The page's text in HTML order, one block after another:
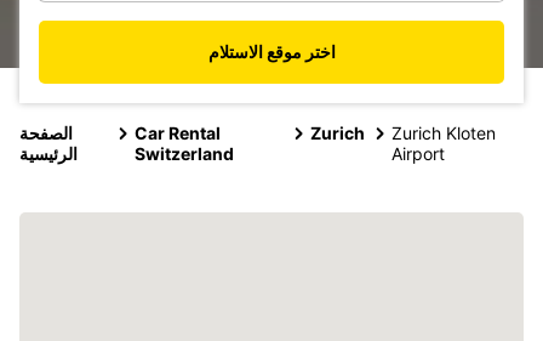
اختر موقع الاستلام
الصفحة
الرئيسية
Car Rental
Switzerland
Zurich
Zurich Kloten
Airport